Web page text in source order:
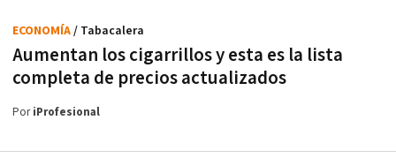
Aumentan los cigarrillos y esta es la lista
completa de precios actualizados
ECONOMÍA/ Tabacalera
PoriProfesional